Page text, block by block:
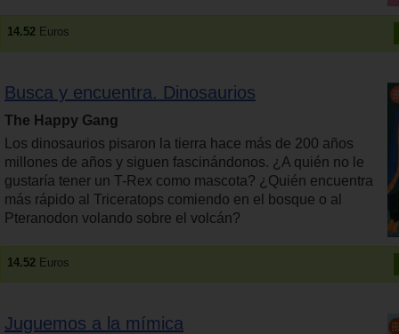
14.52 Euros
Busca y encuentra. Dinosaurios
The Happy Gang
Los dinosaurios pisaron la tierra hace más de 200 años
millones de años y siguen fascinándonos. ¿A quién no le
gustaría tener un T-Rex como mascota? ¿Quién encuentra
más rápido al Triceratops comiendo en el bosque o al
Pteranodon volando sobre el volcán?
14.52 Euros
Juguemos a la mímica